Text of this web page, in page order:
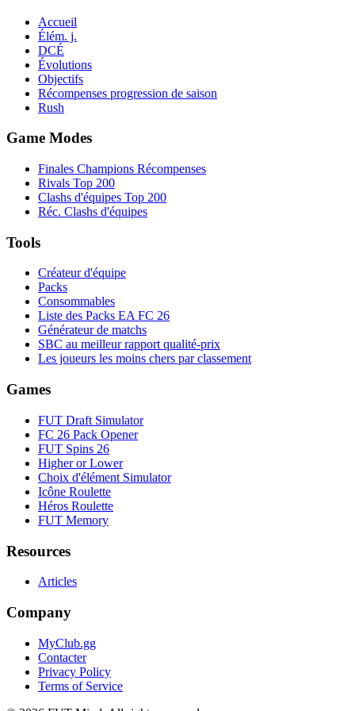
Accueil
Élém. j.
DCÉ
Évolutions
Objectifs
Récompenses progression de saison
Rush
Game Modes
Finales Champions Récompenses
Rivals Top 200
Clashs d'équipes Top 200
Réc. Clashs d'équipes
Tools
Créateur d'équipe
Packs
Consommables
Liste des Packs EA FC 26
Générateur de matchs
SBC au meilleur rapport qualité-prix
Les joueurs les moins chers par classement
Games
FUT Draft Simulator
FC 26 Pack Opener
FUT Spins 26
Higher or Lower
Choix d'élément Simulator
Icône Roulette
Héros Roulette
FUT Memory
Resources
Articles
Company
MyClub.gg
Contacter
Privacy Policy
Terms of Service